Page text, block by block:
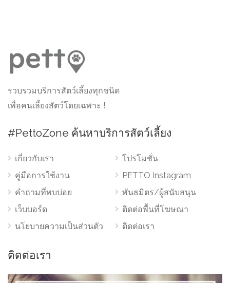
รวบรวมบริการสัตว์เลี้ยงทุกชนิด
เพื่อคนเลี้ยงสัตว์โดยเฉพาะ !
#PettoZone ค้นหาบริการสัตว์เลี้ยง
เกี่ยวกับเรา
คู่มือการใช้งาน
คำถามที่พบบ่อย
เว็บบอร์ด
นโยบายความเป็นส่วนตัว
โปรโมชั่น
PETTO Instagram
พันธมิตร/ผู้สนับสนุน
ติดต่อพื้นที่โฆษณา
ติดต่อเรา
ติดต่อเรา